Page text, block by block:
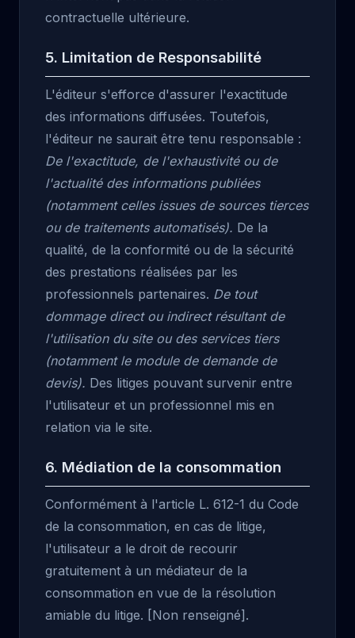
contractuelle ultérieure.
5. Limitation de Responsabilité
L'éditeur s'efforce d'assurer l'exactitude
des informations diffusées. Toutefois,
l'éditeur ne saurait être tenu responsable :
De l'exactitude, de l'exhaustivité ou de
l'actualité des informations publiées
(notamment celles issues de sources tierces
ou de traitements automatisés). De la
qualité, de la conformité ou de la sécurité
des prestations réalisées par les
professionnels partenaires. De tout
dommage direct ou indirect résultant de
l'utilisation du site ou des services tiers
(notamment le module de demande de
devis). Des litiges pouvant survenir entre
l'utilisateur et un professionnel mis en
relation via le site.
6. Médiation de la consommation
Conformément à l'article L. 612-1 du Code
de la consommation, en cas de litige,
l'utilisateur a le droit de recourir
gratuitement à un médiateur de la
consommation en vue de la résolution
amiable du litige. [Non renseigné].